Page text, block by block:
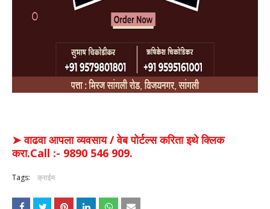
➤ वाढवा आपला व्यवसाय / वेब पोर्टल्स करिता इथे क्लिक
करा.Call :- 9890 546 909.
Tags: क्राईम